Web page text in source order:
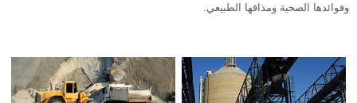
وفوائدها الصحية ومذاقها الطبيعي.